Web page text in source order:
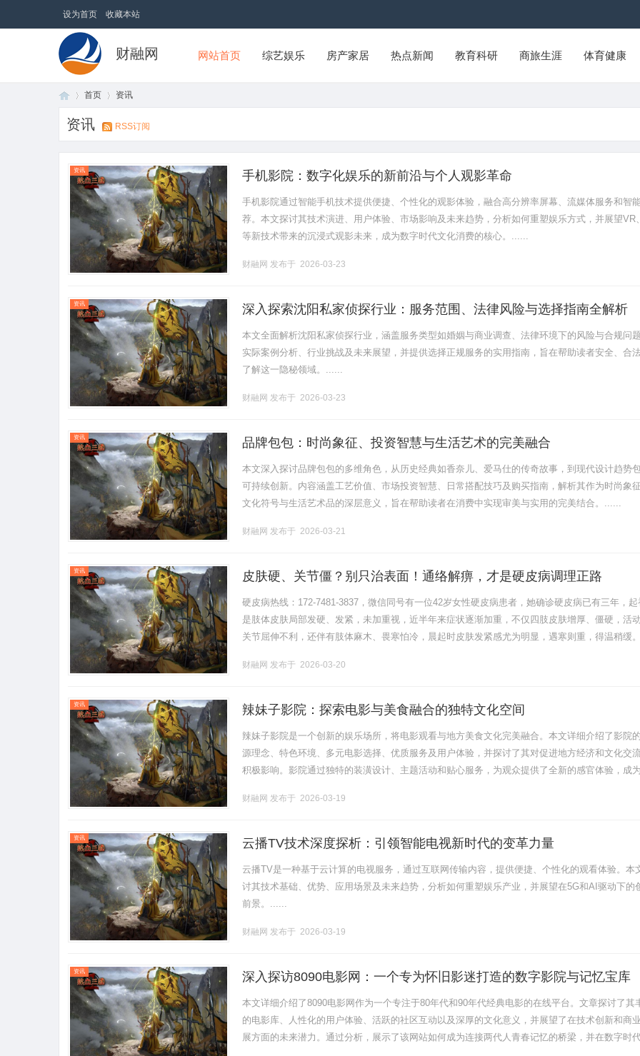
设为首页 收藏本站
财融网 网站首页 综艺娱乐 房产家居 热点新闻 教育科研 商旅生涯 体育健康
首页 资讯
资讯 RSS订阅
资讯 手机影院：数字化娱乐的新前沿与个人观影革命
手机影院通过智能手机技术提供便捷、个性化的观影体验，融合高分辨率屏幕、流媒体服务和智
荐。本文探讨其技术演进、用户体验、市场影响及未来趋势，分析如何重塑娱乐方式，并展望VR
等新技术带来的沉浸式观影未来，成为数字时代文化消费的核心。......
财融网 发布于 2026-03-23
资讯 深入探索沈阳私家侦探行业：服务范围、法律风险与选择指南全解析
本文全面解析沈阳私家侦探行业，涵盖服务类型如婚姻与商业调查、法律环境下的风险与合规问题
实际案例分析、行业挑战及未来展望，并提供选择正规服务的实用指南，旨在帮助读者安全、合
了解这一隐秘领域。......
财融网 发布于 2026-03-23
资讯 品牌包包：时尚象征、投资智慧与生活艺术的完美融合
本文深入探讨品牌包包的多维角色，从历史经典如香奈儿、爱马仕的传奇故事，到现代设计趋势
可持续创新。内容涵盖工艺价值、市场投资智慧、日常搭配技巧及购买指南，解析其作为时尚象征
文化符号与生活艺术品的深层意义，旨在帮助读者在消费中实现审美与实用的完美结合。......
财融网 发布于 2026-03-21
资讯 皮肤硬、关节僵？别只治表面！通络解痹，才是硬皮病调理正路
硬皮病热线：172-7481-3837，微信同号有一位42岁女性硬皮病患者，她确诊硬皮病已有三年，起
是肢体皮肤局部发硬、发紧，未加重视，近半年来症状逐渐加重，不仅四肢皮肤增厚、僵硬，活
关节屈伸不利，还伴有肢体麻木、畏寒怕冷，晨起时皮肤发紧感尤为明显，遇寒则重，得温稍缓
财融网 发布于 2026-03-20
资讯 辣妹子影院：探索电影与美食融合的独特文化空间
辣妹子影院是一个创新的娱乐场所，将电影观看与地方美食文化完美融合。本文详细介绍了影院
源理念、特色环境、多元电影选择、优质服务及用户体验，并探讨了其对促进地方经济和文化交
积极影响。影院通过独特的装潢设计、主题活动和贴心服务，为观众提供了全新的感官体验，成
财融网 发布于 2026-03-19
资讯 云播TV技术深度探析：引领智能电视新时代的变革力量
云播TV是一种基于云计算的电视服务，通过互联网传输内容，提供便捷、个性化的观看体验。本
讨其技术基础、优势、应用场景及未来趋势，分析如何重塑娱乐产业，并展望在5G和AI驱动下的
前景。......
财融网 发布于 2026-03-19
资讯 深入探访8090电影网：一个专为怀旧影迷打造的数字影院与记忆宝库
本文详细介绍了8090电影网作为一个专注于80年代和90年代经典电影的在线平台。文章探讨了其
的电影库、人性化的用户体验、活跃的社区互动以及深厚的文化意义，并展望了在技术创新和商
展方面的未来潜力。通过分析，展示了该网站如何成为连接两代人青春记忆的桥梁，并在数字时